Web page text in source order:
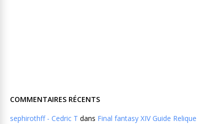
COMMENTAIRES RÉCENTS
sephirothff - Cedric T dans Final fantasy XIV Guide Relique